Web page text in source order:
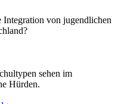
Integration von jugendlichen
sehen im
Hürden.